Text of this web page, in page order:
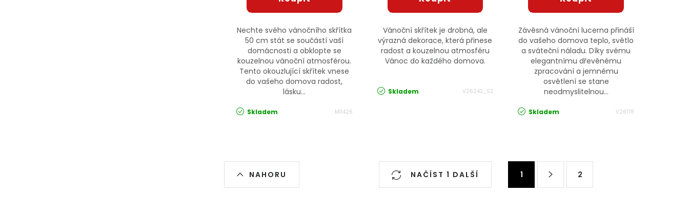
Nechte svého vánočního skřítka
50 cm stát se součástí vaší
domácnosti a obklopte se
kouzelnou vánoční atmosférou.
Tento okouzlující skřítek vnese
do vašeho domova radost,
lásku...
Skladem M11426
Vánoční skřítek je drobná, ale
výrazná dekorace, která přinese
radost a kouzelnou atmosféru
Vánoc do každého domova.
Skladem V26243_SZ
Závěsná vánoční lucerna přináší
do vašeho domova teplo, světlo
a sváteční náladu. Díky svému
elegantnímu dřevěnému
zpracování a jemnému
osvětlení se stane
neodmyslitelnou...
Skladem V26178
Ovládací prvky výpisu NAČÍST 1 DALŠÍ Stránkování
1 2
NAHORU